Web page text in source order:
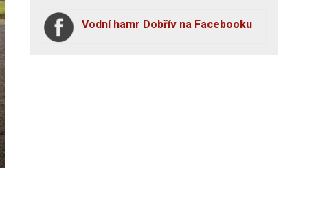
Vodní hamr Dobřív na Facebooku